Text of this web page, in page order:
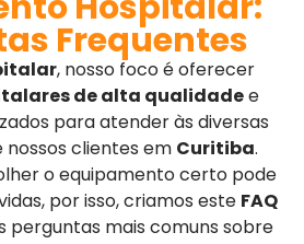
Frequentes
, nosso foco é oferecer
de alta qualidadee
para atender às diversas
nossos clientes em Curitiba.
o equipamento certo pode
por isso, criamos este FAQ
perguntas mais comuns sobre